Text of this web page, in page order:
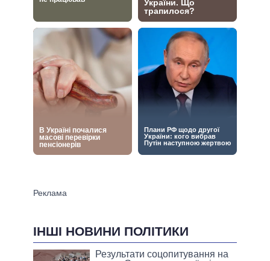
ІНШІ НОВИНИ ПОЛІТИКИ
Результати соцопитування на